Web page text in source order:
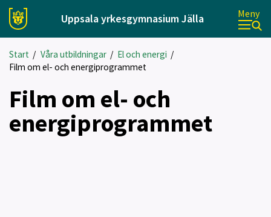
Uppsala yrkesgymnasium Jälla Meny
Start / Våra utbildningar/ El och energi /
Film om el- och energiprogrammet
Film om el- och
energiprogrammet